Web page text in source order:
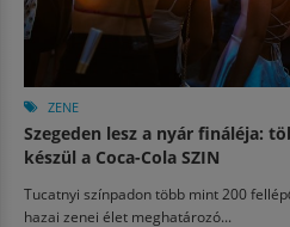
ZENE
Szegeden lesz a nyár fináléja:
készül a Coca-Cola SZIN
Tucatnyi színpadon több mint 200
hazai zenei élet meghatározó...